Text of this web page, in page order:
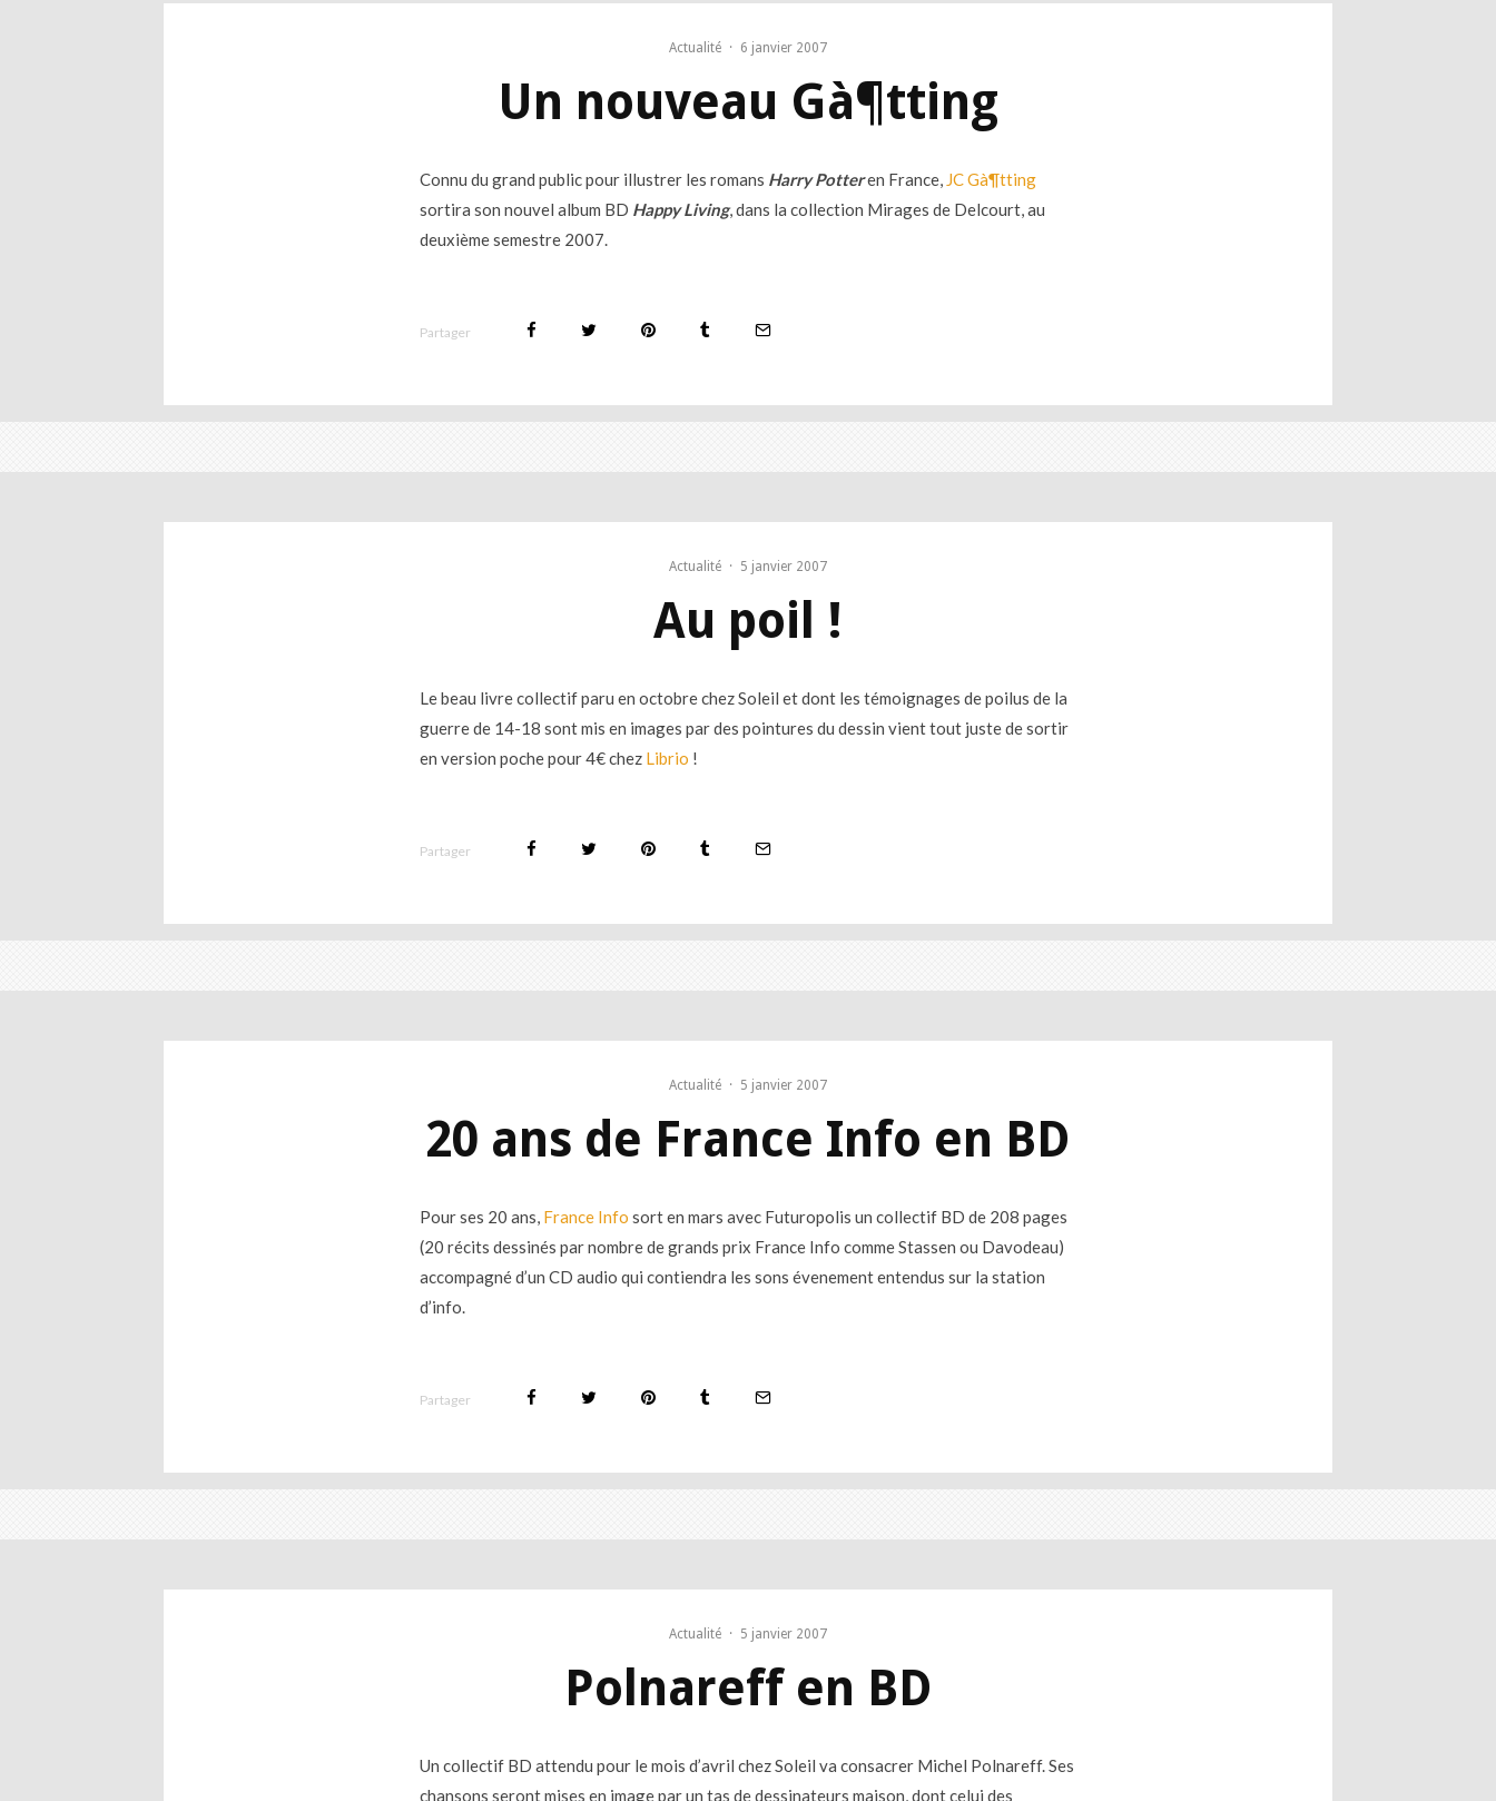
Actualité · 6 janvier 2007
Un nouveau Gà¶tting
Connu du grand public pour illustrer les romans Harry Potteren France, JC Gà¶tting
sortira son nouvel album BD Happy Living, dans la collection Mirages de Delcourt, au
deuxième semestre 2007.
Partager
Actualité · 5 janvier 2007
Au poil !
Le beau livre collectif paru en octobre chez Soleil et dont les témoignages de poilus de la
guerre de 14-18 sont mis en images par des pointures du dessin vient tout juste de sortir
en version poche pour 4€ chez Librio !
Partager
Actualité · 5 janvier 2007
20 ans de France Info en BD
Pour ses 20 ans, France Info sort en mars avec Futuropolis un collectif BD de 208 pages
(20 récits dessinés par nombre de grands prix France Info comme Stassen ou Davodeau)
accompagné d’un CD audio qui contiendra les sons évenement entendus sur la station
d’info.
Partager
Actualité · 5 janvier 2007
Polnareff en BD
Un collectif BD attendu pour le mois d’avril chez Soleil va consacrer Michel Polnareff. Ses
chansons seront mises en image par un tas de dessinateurs maison, dont celui des